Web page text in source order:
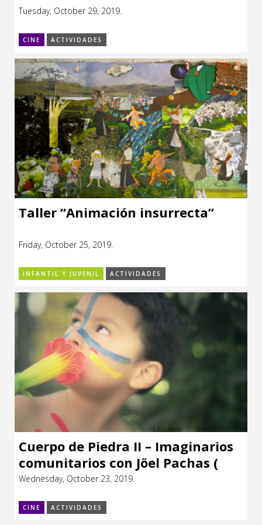
Tuesday, October 29, 2019.
CINE ACTIVIDADES
Taller “Animación insurrecta”
Friday, October 25, 2019.
INFANTIL Y JUVENIL ACTIVIDADES
Cuerpo de Piedra II – Imaginarios
comunitarios con Jöel Pachas (
Perú)
Wednesday, October 23, 2019.
CINE ACTIVIDADES